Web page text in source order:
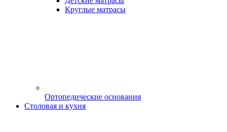
Круглые матрасы
Ортопедические основания
Столовая и кухня